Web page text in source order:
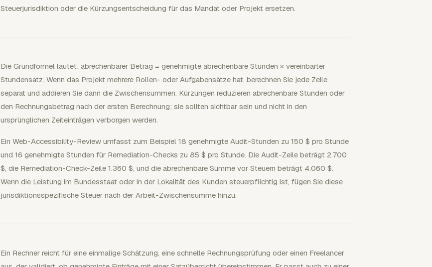
Steuerjurisdiktion oder die Kürzungsentscheidung für das Mandat oder Projekt ersetzen.
Die Grundformel lautet: abrechenbarer Betrag = genehmigte abrechenbare Stunden × vereinbarter
Stundensatz. Wenn das Projekt mehrere Rollen- oder Aufgabensätze hat, berechnen Sie jede Zeile
separat und addieren Sie dann die Zwischensummen. Kürzungen reduzieren abrechenbare Stunden oder
den Rechnungsbetrag nach der ersten Berechnung; sie sollten sichtbar sein und nicht in den
ursprünglichen Zeiteinträgen verborgen werden.
Ein Web-Accessibility-Review umfasst zum Beispiel 18 genehmigte Audit-Stunden zu 150 $ pro Stunde
und 16 genehmigte Stunden für Remediation-Checks zu 85 $ pro Stunde. Die Audit-Zeile beträgt 2.700
$, die Remediation-Check-Zeile 1.360 $, und die abrechenbare Summe vor Steuern beträgt 4.060 $.
Wenn die Leistung im Bundesstaat oder in der Lokalität des Kunden steuerpflichtig ist, fügen Sie diese
jurisdiktionsspezifische Steuer nach der Arbeit-Zwischensumme hinzu.
Ein Rechner reicht für eine einmalige Schätzung, eine schnelle Rechnungsprüfung oder einen Freelancer